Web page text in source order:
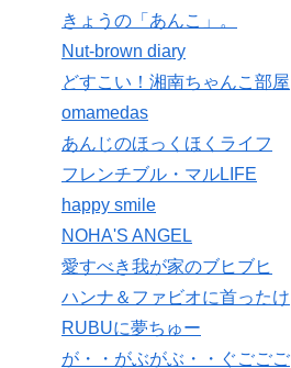
きょうの「あんこ」。
Nut-brown diary
どすこい！湘南ちゃんこ部屋
omamedas
あんじのほっくほくライフ
フレンチブル・マルLIFE
happy smile
NOHA'S ANGEL
愛すべき我が家のブヒブヒ
ハンナ＆ファビオに首ったけ
RUBUに夢ちゅー
が・・がぶがぶ・・ぐごごご